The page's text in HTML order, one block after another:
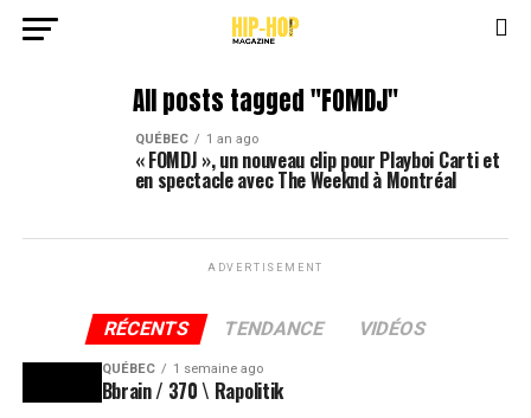
All posts tagged "FOMDJ"
QUÉBEC 1 an ago
« FOMDJ », un nouveau clip pour Playboi Carti et
en spectacle avec The Weeknd à Montréal
ADVERTISEMENT
RÉCENTS TENDANCE VIDÉOS
QUÉBEC 1 semaine ago
Bbrain / 370 \ Rapolitik